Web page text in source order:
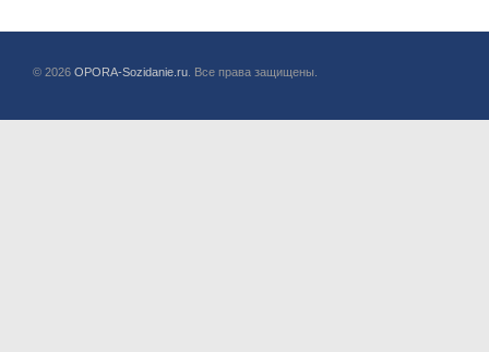
© 2026 OPORA-Sozidanie.ru . Все права защищены.